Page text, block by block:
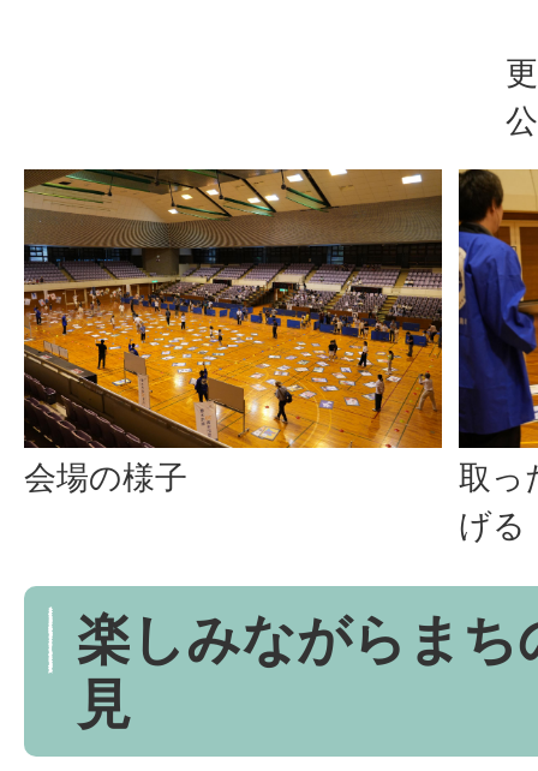
会場の様子
取っ
げる
楽しみながらまち
見